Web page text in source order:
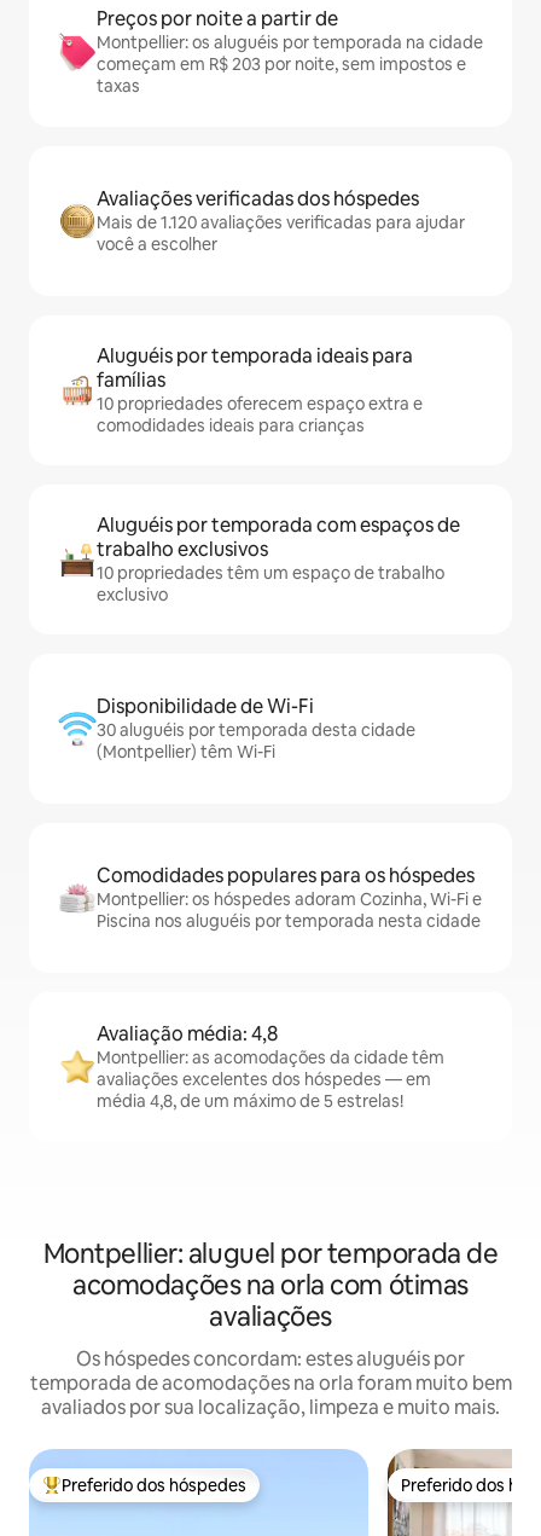
Preços por noite a partir de
Montpellier: os aluguéis por temporada na cidade
começam em R$ 203 por noite, sem impostos e
taxas
Avaliações verificadas dos hóspedes
Mais de 1.120 avaliações verificadas para ajudar
você a escolher
Aluguéis por temporada ideais para
famílias
10 propriedades oferecem espaço extra e
comodidades ideais para crianças
Aluguéis por temporada com espaços de
trabalho exclusivos
10 propriedades têm um espaço de trabalho
exclusivo
Disponibilidade de Wi-Fi
30 aluguéis por temporada desta cidade
(Montpellier) têm Wi-Fi
Comodidades populares para os hóspedes
Montpellier: os hóspedes adoram Cozinha, Wi-Fi e
Piscina nos aluguéis por temporada nesta cidade
Avaliação média: 4,8
Montpellier: as acomodações da cidade têm
avaliações excelentes dos hóspedes — em
média 4,8, de um máximo de 5 estrelas!
Montpellier: aluguel por temporada de
acomodações na orla com ótimas
avaliações
Os hóspedes concordam: estes aluguéis por
temporada de acomodações na orla foram muito bem
avaliados por sua localização, limpeza e muito mais.
Entre os melhores preferidos dos hóspedes
Preferido dos hóspedes Preferido dos
Preferido dos